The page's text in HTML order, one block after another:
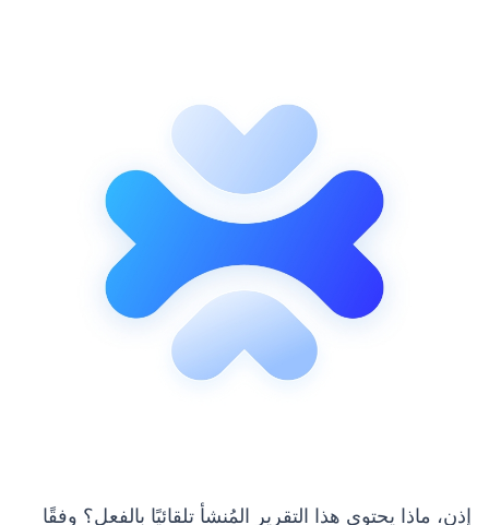
إذن، ماذا يحتوي هذا التقرير المُنشأ تلقائيًا بالفعل؟ وفقًا